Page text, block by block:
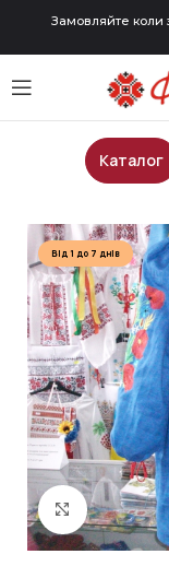
Замовляйте коли
Каталог
Жіночі
Від 1 до 7 днів
Click to